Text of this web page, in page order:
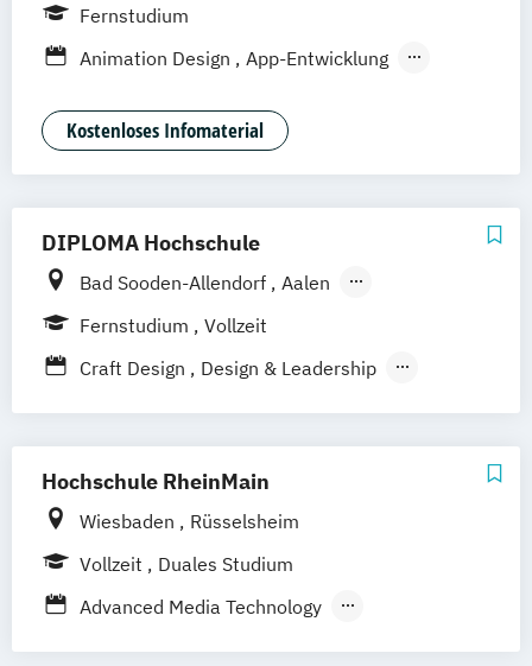
Bonn
Nürnberg
Zürich Rostock Dortmund
Fernstudium
Animation Design
App-Entwicklung
Game Development
Industriedesign
Kommunikationsdesign
Kostenloses Infomaterial
DIPLOMA Hochschule
Bad Sooden-Allendorf
Aalen
Baden-Baden
Berlin
Heilbronn Kassel Leipzig Mannheim
München Bochum Kaiserslautern
Wiesbaden Regenstauf Dresden
Hoyerswerda Magdeburg
Schwentinental / Kiel Stein / Nürnberg
Fernstudium
Vollzeit
Craft Design
Design & Leadership
Informationsdesign
Hochschule RheinMain
Wiesbaden
Rüsselsheim
Vollzeit
Duales Studium
Advanced Media Technology